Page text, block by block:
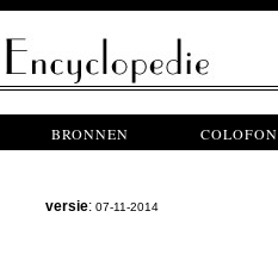
BRONNEN COLOFON
versie: 07-11-2014